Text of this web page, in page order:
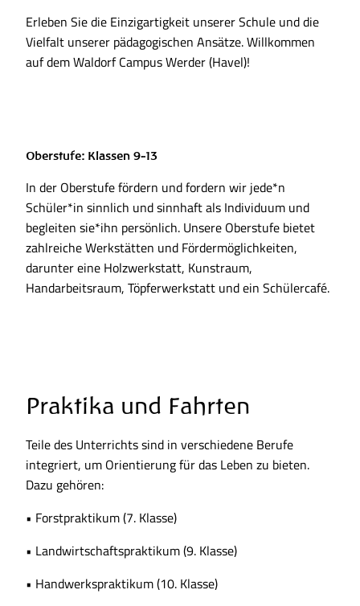
Erleben Sie die Einzigartigkeit unserer Schule und die
Vielfalt unserer pädagogischen Ansätze. Willkommen
auf dem Waldorf Campus Werder (Havel)!
Oberstufe: Klassen 9-13
In der Oberstufe fördern und fordern wir jede*n
Schüler*in sinnlich und sinnhaft als Individuum und
begleiten sie*ihn persönlich. Unsere Oberstufe bietet
zahlreiche Werkstätten und Fördermöglichkeiten,
darunter eine Holzwerkstatt, Kunstraum,
Handarbeitsraum, Töpferwerkstatt und ein Schülercafé.
Praktika und Fahrten
Teile des Unterrichts sind in verschiedene Berufe
integriert, um Orientierung für das Leben zu bieten.
Dazu gehören:
• Forstpraktikum (7. Klasse)
• Landwirtschaftspraktikum (9. Klasse)
• Handwerkspraktikum (10. Klasse)